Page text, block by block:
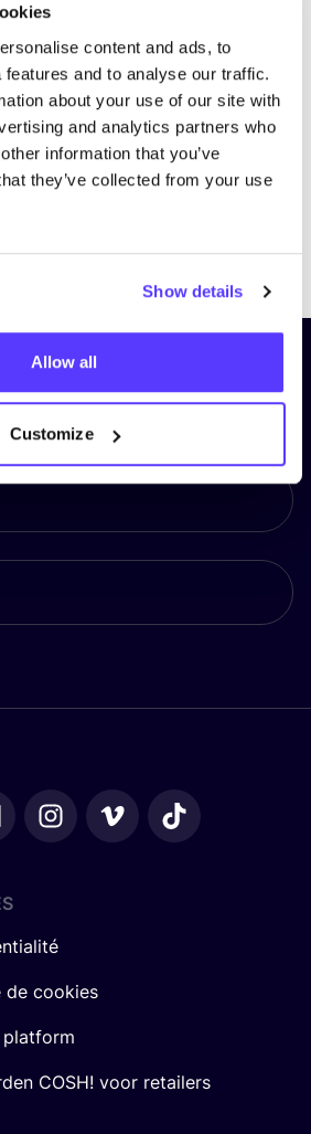
content and ads, to
and to analyse our traffic.
about your use of our site with
and analytics partners who
information that you’ve
they’ve collected from your use
Show details
Allow all
Customize
à notre lettre
et restez informé !
de cookies
platform
COSH! voor retailers